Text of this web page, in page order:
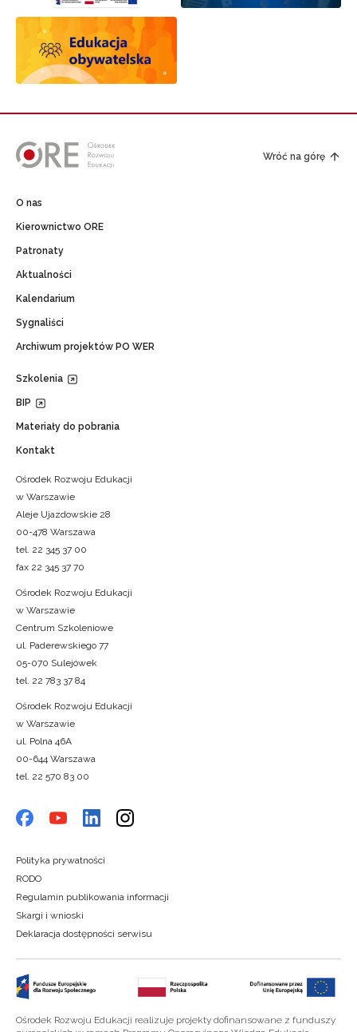
Wróć na górę
O nas
Kierownictwo ORE
Patronaty
Aktualności
Kalendarium
Sygnaliści
Archiwum projektów PO WER
Szkolenia
BIP
Materiały do pobrania
Kontakt
Ośrodek Rozwoju Edukacji
w Warszawie
Aleje Ujazdowskie 28
00-478 Warszawa
tel. 22 345 37 00
fax 22 345 37 70
Ośrodek Rozwoju Edukacji
w Warszawie
Centrum Szkoleniowe
ul. Paderewskiego 77
05-070 Sulejówek
tel. 22 783 37 84
Ośrodek Rozwoju Edukacji
w Warszawie
ul. Polna 46A
00-644 Warszawa
tel. 22 570 83 00
Polityka prywatności
RODO
Regulamin publikowania informacji
Skargi i wnioski
Deklaracja dostępności serwisu
Ośrodek Rozwoju Edukacji realizuje projekty dofinansowane z funduszy